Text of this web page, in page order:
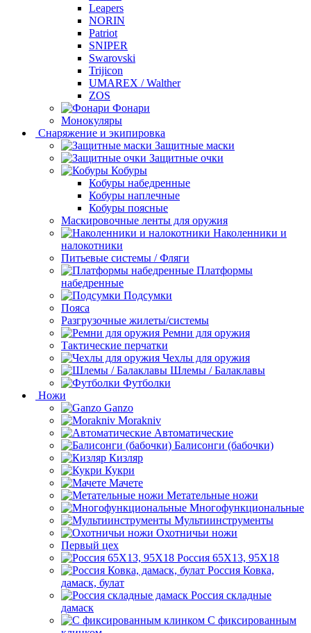
Leapers
NORIN
Patriot
SNIPER
Swarovski
Trijicon
UMAREX / Walther
ZOS
Фонари
Монокуляры
Снаряжение и экипировка
Защитные маски
Защитные очки
Кобуры
Кобуры набедренные
Кобуры наплечные
Кобуры поясные
Маскировочные ленты для оружия
Наколенники и
налокотники
Питьевые системы / Фляги
Платформы
набедренные
Подсумки
Пояса
Разгрузочные жилеты/системы
Ремни для оружия
Тактические перчатки
Чехлы для оружия
Шлемы / Балаклавы
Футболки
Ножи
Ganzo
Morakniv
Автоматические
Балисонги (бабочки)
Кизляр
Кукри
Мачете
Метательные ножи
Многофункциональные
Мультиинструменты
Охотничьи ножи
Первый цех
Россия 65Х13, 95Х18
Россия Ковка,
дамаск, булат
Россия складные
дамаск
С фиксированным